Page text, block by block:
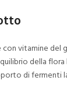
vitamine del
della
di fermenti